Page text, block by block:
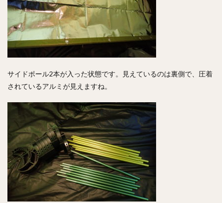
サイドポール2本が入った状態です。見えているのは裏側で、圧着
されているアルミが見えますね。